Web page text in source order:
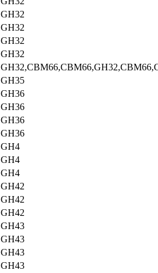
GH32
GH32
GH32
GH32
GH35
GH36
GH36
GH36
GH36
GH4
GH4
GH4
GH42
GH42
GH42
GH43
GH43
GH43
GH43